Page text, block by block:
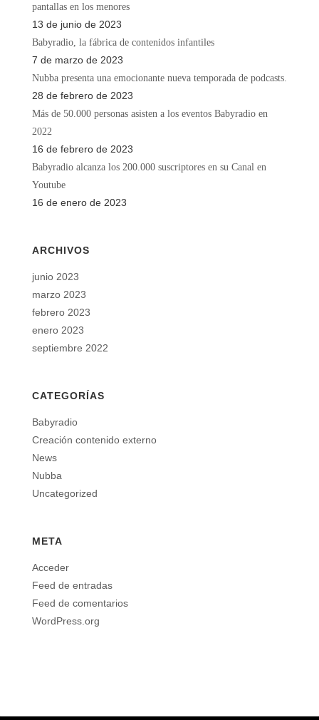
pantallas en los menores
13 de junio de 2023
Babyradio, la fábrica de contenidos infantiles
7 de marzo de 2023
Nubba presenta una emocionante nueva temporada de podcasts.
28 de febrero de 2023
Más de 50.000 personas asisten a los eventos Babyradio en
2022
16 de febrero de 2023
Babyradio alcanza los 200.000 suscriptores en su Canal en
Youtube
16 de enero de 2023
ARCHIVOS
junio 2023
marzo 2023
febrero 2023
enero 2023
septiembre 2022
CATEGORÍAS
Babyradio
Creación contenido externo
News
Nubba
Uncategorized
META
Acceder
Feed de entradas
Feed de comentarios
WordPress.org